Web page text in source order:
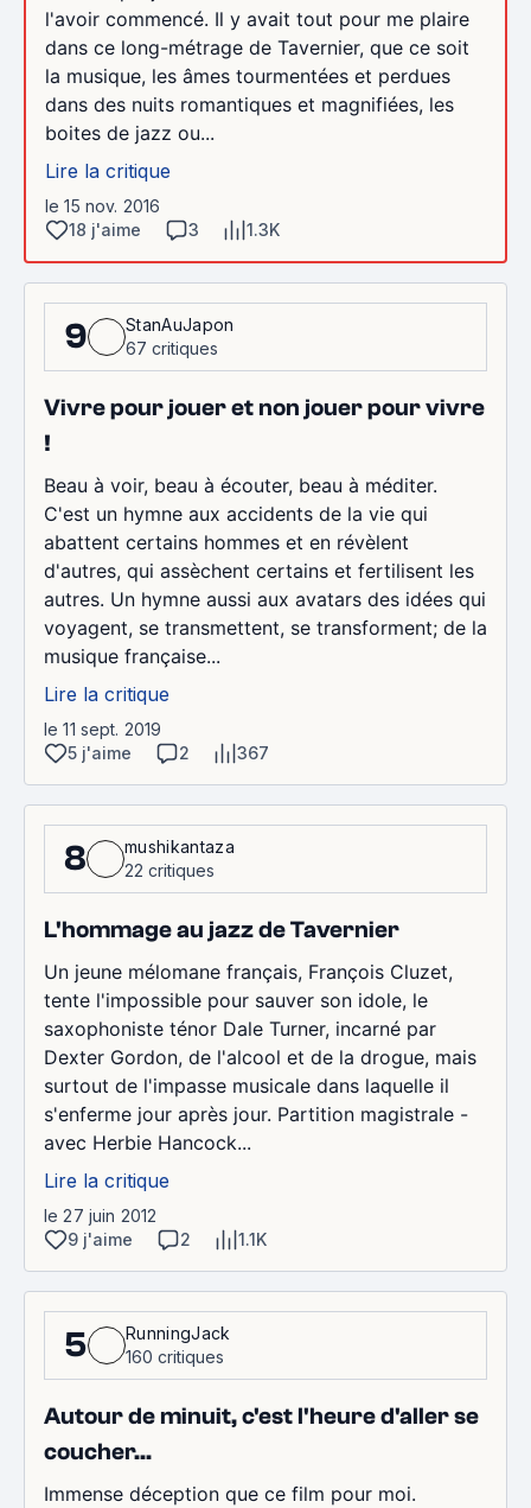
l'avoir commencé. Il y avait tout pour me plaire
dans ce long-métrage de Tavernier, que ce soit
la musique, les âmes tourmentées et perdues
dans des nuits romantiques et magnifiées, les
boites de jazz ou...
Lire la critique
le 15 nov. 2016
18 j'aime
3 1.3K
9
StanAuJapon
67 critiques
Vivre pour jouer et non jouer pour vivre
!
Beau à voir, beau à écouter, beau à méditer.
C'est un hymne aux accidents de la vie qui
abattent certains hommes et en révèlent
d'autres, qui assèchent certains et fertilisent les
autres. Un hymne aussi aux avatars des idées qui
voyagent, se transmettent, se transforment; de la
musique française...
Lire la critique
le 11 sept. 2019
5 j'aime
2 367
8
mushikantaza
22 critiques
L'hommage au jazz de Tavernier
Un jeune mélomane français, François Cluzet,
tente l'impossible pour sauver son idole, le
saxophoniste ténor Dale Turner, incarné par
Dexter Gordon, de l'alcool et de la drogue, mais
surtout de l'impasse musicale dans laquelle il
s'enferme jour après jour. Partition magistrale -
avec Herbie Hancock...
Lire la critique
le 27 juin 2012
9 j'aime
2 1.1K
5
RunningJack
160 critiques
Autour de minuit, c'est l'heure d'aller se
coucher...
Immense déception que ce film pour moi.